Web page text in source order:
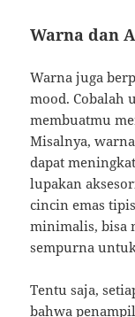
Warna dan
Warna juga
mood. Cobalah
membuatmu
Misalnya,
dapat
lupakan
cincin emas
minimalis, bisa
sempurna
Tentu saja,
bahwa